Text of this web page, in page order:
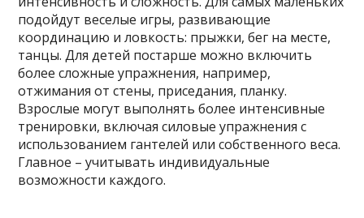
подойдут веселые игры, развивающие
координацию и ловкость: прыжки, бег на месте,
танцы. Для детей постарше можно включить
более сложные упражнения, например,
отжимания от стены, приседания, планку.
Взрослые могут выполнять более интенсивные
тренировки, включая силовые упражнения с
использованием гантелей или собственного веса.
Главное – учитывать индивидуальные
возможности каждого.